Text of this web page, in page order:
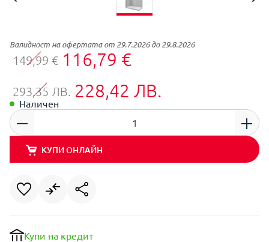
Валидност на офертата от 29.7.2026 до 29.8.2026
149,99 € 116,79 €
293,35 ЛВ. 228,42 ЛВ.
Наличен
КУПИ ОНЛАЙН
Купи на кредит